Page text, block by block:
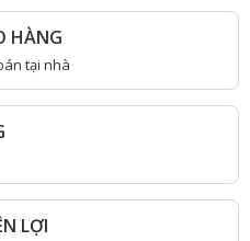
HÀNG
tại nhà
LỢI